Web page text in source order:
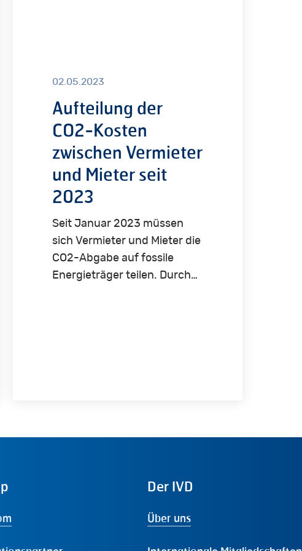
02.05.2023
Aufteilung der
CO2-Kosten
zwischen Vermieter
und Mieter seit
2023
Seit Januar 2023 müssen
sich Vermieter und Mieter die
CO2-Abgabe auf fossile
Energieträger teilen. Durch…
Der IVD
Über uns